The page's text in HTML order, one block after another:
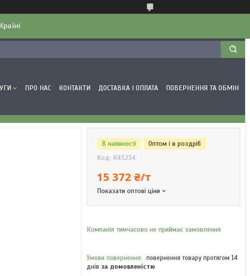
ПРО НАС КОНТАКТИ ДОСТАВКА І ОПЛАТА ПОВЕРНЕННЯ ТА ОБМІН
В наявності
Оптом і в роздріб
Код: К43234
15 372 ₴/т
Показати оптові ціни
Компанія тимчасово не приймає замовлення
повернення товару протягом 14
днів за домовленістю